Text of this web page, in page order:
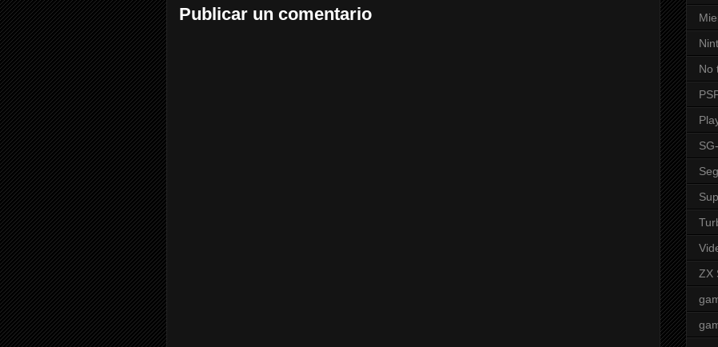
Publicar un comentario
No
ZX